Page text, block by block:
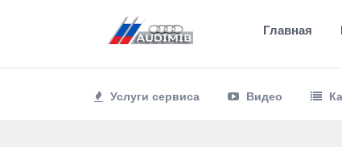
Главная
Услуги сервиса Видео